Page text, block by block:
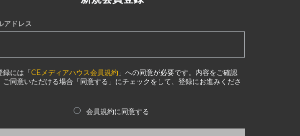
アドレス
録には「CEメディアハウス会員規約 」への同意が必要です。内容をご確認
ご同意いただける場合「同意する」にチェックをして、登録にお進みくださ
会員規約に同意する